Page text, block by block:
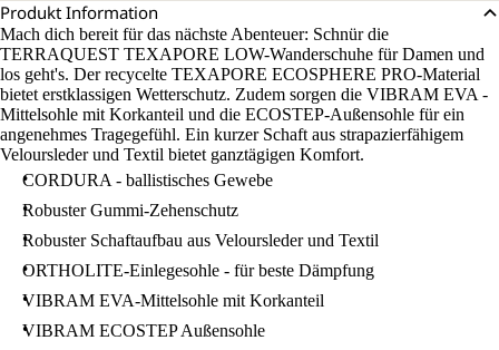
Produkt Information
Mach dich bereit für das nächste Abenteuer: Schnür die
TERRAQUEST TEXAPORE LOW-Wanderschuhe für Damen und
los geht's. Der recycelte TEXAPORE ECOSPHERE PRO-Material
bietet erstklassigen Wetterschutz. Zudem sorgen die VIBRAM EVA -
Mittelsohle mit Korkanteil und die ECOSTEP-Außensohle für ein
angenehmes Tragegefühl. Ein kurzer Schaft aus strapazierfähigem
Veloursleder und Textil bietet ganztägigen Komfort.
CORDURA - ballistisches Gewebe
Robuster Gummi-Zehenschutz
Robuster Schaftaufbau aus Veloursleder und Textil
ORTHOLITE-Einlegesohle - für beste Dämpfung
VIBRAM EVA-Mittelsohle mit Korkanteil
VIBRAM ECOSTEP Außensohle